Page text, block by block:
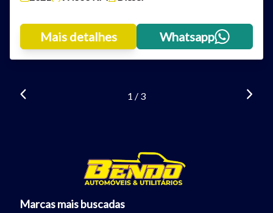
Mais detalhes Whatsapp
1 / 3
Marcas mais buscadas